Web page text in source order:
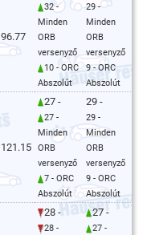
96.77
32 -
Minden
ORB
versenyző
10 - ORC
Abszolút
29 -
Minden
ORB
versenyző
9 - ORC
Abszolút
121.15
27 -
27 -
Minden
ORB
versenyző
7 - ORC
Abszolút
29 -
29 -
Minden
ORB
versenyző
9 - ORC
Abszolút
28 -
28 -
27 -
27 -